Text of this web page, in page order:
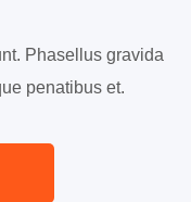
Phasellus gravida
penatibus et.